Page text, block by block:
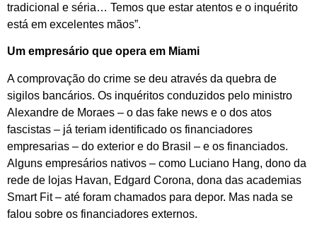
tradicional e séria… Temos que estar atentos e o inquérito
está em excelentes mãos”.
Um empresário que opera em Miami
A comprovação do crime se deu através da quebra de
sigilos bancários. Os inquéritos conduzidos pelo ministro
Alexandre de Moraes – o das fake news e o dos atos
fascistas – já teriam identificado os financiadores
empresarias – do exterior e do Brasil – e os financiados.
Alguns empresários nativos – como Luciano Hang, dono da
rede de lojas Havan, Edgard Corona, dona das academias
Smart Fit – até foram chamados para depor. Mas nada se
falou sobre os financiadores externos.